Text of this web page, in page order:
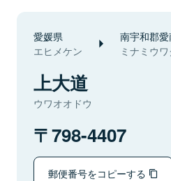
愛媛県
エヒメケン
南宇和郡
ミナミウ
上大道
ウワオオドウ
798-4407
郵便番号をコピーする